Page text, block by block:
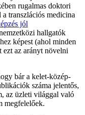
rugalmas doktori
transzlációs medicina
jól
hallgatók
képest (ahol minden
az arányt növelni
bár a kelet-közép-
száma jelentős,
az üzleti világgal való
megfelelőek.